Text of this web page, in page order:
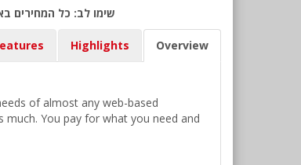
שימו לב: כל המחירים
Overview
Highlights
of almost any web-based
You pay for what you need and